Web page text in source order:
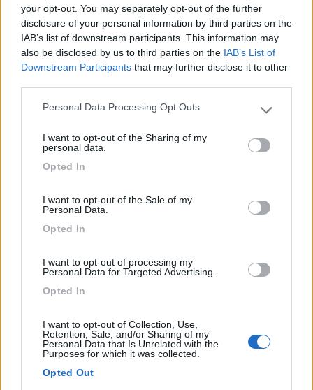
your opt-out. You may separately opt-out of the further
disclosure of your personal information by third parties on the
IAB’s list of downstream participants. This information may
also be disclosed by us to third parties on the IAB’s List of
Downstream Participants that may further disclose it to other
Please note that this website/app uses one or more Google
not limited to your visit or usage behaviour. You may click to
grant or deny consent to Google and its third-party tags to
use your data for below specified purposes in below Google
Personal Data Processing Opt Outs
I want to opt-out of the Sharing of my
personal data.
Opted In
I want to opt-out of the Sale of my
Personal Data.
Opted In
I want to opt-out of processing my
Personal Data for Targeted Advertising.
Opted In
I want to opt-out of Collection, Use,
Retention, Sale, and/or Sharing of my
Personal Data that Is Unrelated with the
Purposes for which it was collected.
Opted Out
Punto sosta in agriturismo, a pagamento carico/scarico e
Andalo (TN) - 96.2km
Via Laghet 8a
Campeggio
9,3 9
Servizi / Posizione